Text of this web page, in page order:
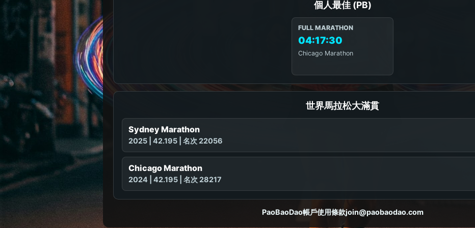
個人最佳 (PB)
FULL MARATHON
04:17:30
Chicago Marathon
世界馬拉松大滿貫
Sydney Marathon
2025 | 42.195 | 名次 22056
Chicago Marathon
2024 | 42.195 | 名次 28217
PaoBaoDao帳戶使用條款join@paobaodao.com